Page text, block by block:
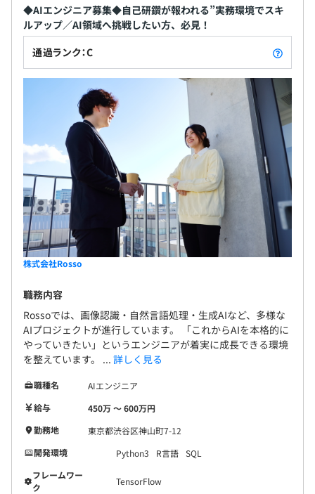
◆AIエンジニア募集◆自己研鑽が報われる”実務環境でスキ
ルアップ／AI領域へ挑戦したい方、必見！
通過ランク：C
株式会社Rosso
職務内容
Rossoでは、画像認識・自然言語処理・生成AIなど、多様な
AIプロジェクトが進行しています。 「これからAIを本格的に
やっていきたい」というエンジニアが着実に成長できる環境
を整えています。 ... 詳しく見る
職種名
AIエンジニア
給与
450万 〜 600万円
勤務地
東京都渋谷区神山町7-12
開発環境
Python3 R言語 SQL
フレームワー
ク
TensorFlow